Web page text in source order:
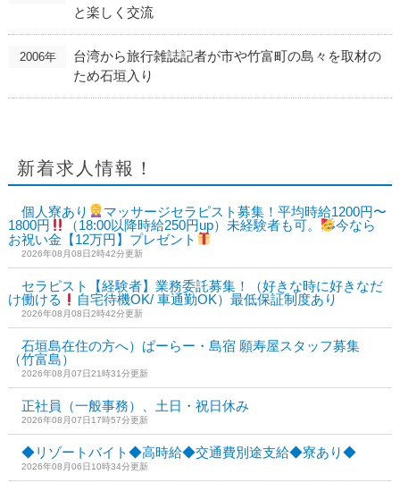
と楽しく交流
2006年
台湾から旅行雑誌記者が市や竹富町の島々を取材の
ため石垣入り
新着求人情報！
個人寮あり
マッサージセラピスト募集！平均時給1200円〜
1800円
（18:00以降時給250円up）未経験者も可。
今なら
お祝い金【12万円】プレゼント
2026年08月08日2時42分更新
セラピスト【経験者】業務委託募集！（好きな時に好きなだ
け働ける
自宅待機OK/ 車通勤OK）最低保証制度あり
2026年08月08日2時42分更新
石垣島在住の方へ）ぱーらー・島宿 願寿屋スタッフ募集
（竹富島）
2026年08月07日21時31分更新
正社員（一般事務）、土日・祝日休み
2026年08月07日17時57分更新
◆リゾートバイト◆高時給◆交通費別途支給◆寮あり◆
2026年08月06日10時34分更新